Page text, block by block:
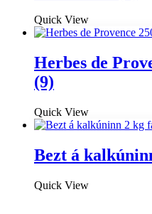
Quick View
Herbes de
(9)
Quick View
Bezt á
Quick View